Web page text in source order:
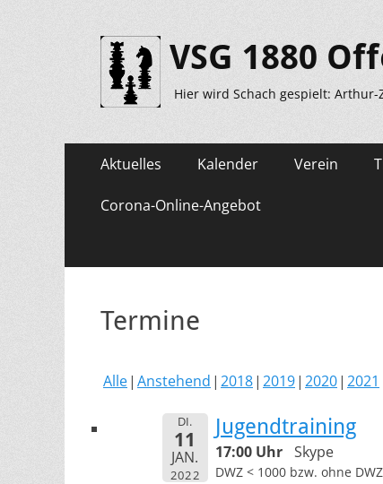
VSG 1880
Hier wird Schach gespielt:
Primäres
Zum
Inhalt
springen
Aktuelles Kalender Verein
Corona-Online-Angebot
Termine
Alle Anstehend 2018 2019 2020 2021
DI.
11
JAN.
2022
Jugendtraining
17:00 Uhr Skype
DWZ < 1000 bzw. ohne DWZ